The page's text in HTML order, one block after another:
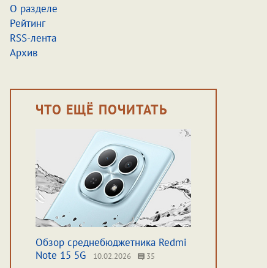
О разделе
Рейтинг
RSS-лента
Архив
ЧТО ЕЩЁ ПОЧИТАТЬ
Обзор среднебюджетника Redmi
Note 15 5G
10.02.2026 35